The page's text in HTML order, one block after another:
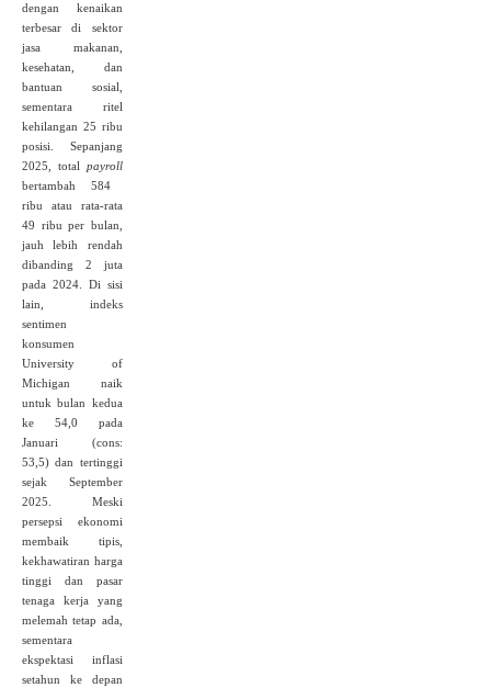
dengan kenaikan
terbesar di sektor
jasa makanan,
kesehatan, dan
bantuan sosial,
sementara ritel
kehilangan 25 ribu
posisi. Sepanjang
2025, total payroll
bertambah 584
ribu atau rata-rata
49 ribu per bulan,
jauh lebih rendah
dibanding 2 juta
pada 2024. Di sisi
lain, indeks
sentimen
konsumen
University of
Michigan naik
untuk bulan kedua
ke 54,0 pada
Januari (cons:
53,5) dan tertinggi
sejak September
2025. Meski
persepsi ekonomi
membaik tipis,
kekhawatiran harga
tinggi dan pasar
tenaga kerja yang
melemah tetap ada,
sementara
ekspektasi inflasi
setahun ke depan